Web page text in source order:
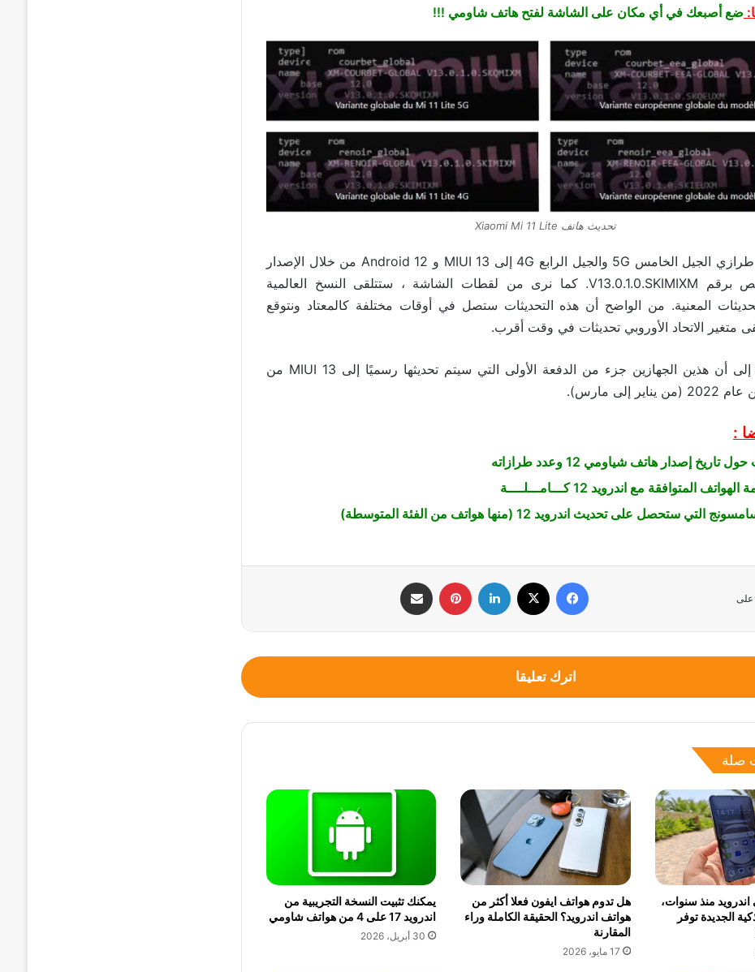
ضع أصبعك في أي مكان على الشاشة لفتح هاتف شاومي !!!
تحديث هاتف Xiaomi Mi 11 Lite
سيتم تحديث طرازي الجيل الخامس 5G والجيل الرابع 4G إلى MIUI 13 و Android 12 من خلال الإصدار
الأول المخصص برقم V13.0.1.0.SKIMIXM. كما نرى من لقطات الشاشة ، ستتلقى النسخ العالمية
المعنية. من الواضح أن هذه التحديثات ستصل في أوقات مختلفة كالمعتاد ونتوقع
متغير الاتحاد الأوروبي تحديثات في وقت أقرب.
تجدر الإشارة إلى أن هذين الجهازين جزء من الدفعة الأولى التي سيتم تحديثها رسميًا إلى MIUI 13 من
إلى مارس).
:
تاريخ إصدار هاتف شياومي 12 وعدد طرازاته
المتوافقة مع اندرويد 12 كـــامـــلــــة
التي ستحصل على تحديث اندرويد 12 (منها هواتف من الفئة المتوسطة)
على
اترك تعليقا
صلة
منذ سنوات،
الجديدة توفر
هل تدوم هواتف ايفون فعلا أكثر من
هواتف اندرويد؟ الحقيقة الكاملة وراء
المقارنة
17 مايو، 2026
يمكنك تثبيت النسخة التجريبية من
اندرويد 17 على 4 من هواتف شاومي
30 أبريل، 2026